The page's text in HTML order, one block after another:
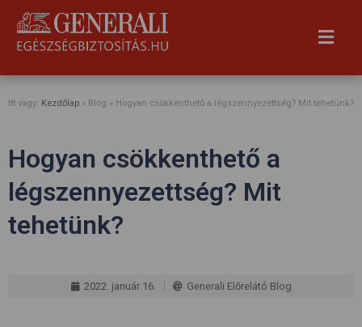
Itt vagy: Kezdőlap » Blog » Hogyan csökkenthető a légszennyezettség? Mit tehetünk?
Hogyan csökkenthető a
légszennyezettség? Mit
tehetünk?
2022. január 16. Generali Előrelátó Blog